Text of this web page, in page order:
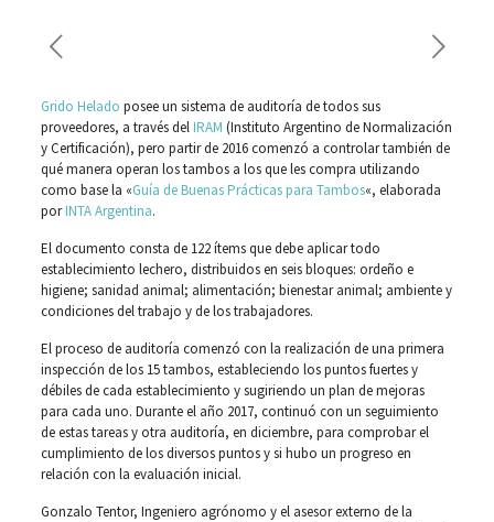
Grido Helado posee un sistema de auditoría de todos sus
proveedores, a través delIRAM (Instituto Argentino de Normalización
y Certificación), pero partir de 2016 comenzó a controlar también de
qué manera operan los tambos a los que les compra utilizando
como base la «Guía de Buenas Prácticas para Tambos«, elaborada
porINTA Argentina.
El documento consta de 122 ítems que debe aplicar todo
establecimiento lechero, distribuidos en seis bloques: ordeño e
higiene; sanidad animal; alimentación; bienestar animal; ambiente y
condiciones del trabajo y de los trabajadores.
El proceso de auditoría comenzó con la realización de una primera
inspección de los 15 tambos, estableciendo los puntos fuertes y
débiles de cada establecimiento y sugiriendo un plan de mejoras
para cada uno. Durante el año 2017, continuó con un seguimiento
de estas tareas y otra auditoría, en diciembre, para comprobar el
cumplimiento de los diversos puntos y si hubo un progreso en
relación con la evaluación inicial.
Gonzalo Tentor, Ingeniero agrónomo y el asesor externo de la